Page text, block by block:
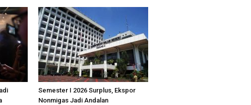
Semester I 2026 Surplus, Ekspor
Nonmigas Jadi Andalan